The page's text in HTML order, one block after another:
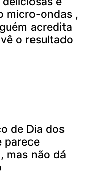
micro-ondas ,
acredita
o resultado
de Dia dos
parece
mas não dá